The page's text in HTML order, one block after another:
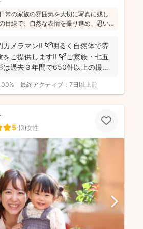
常の家族の雰囲気を大切に写真に残し
目線で、自然な表情を撮り進め、思い
豊富とのことで、ご検討の方はぜひお
カメラマン!! 🌱明るく自然体で雰
をご提供します!! 🌱ご家族・七五
は過去３年間で650件以上の撮影
最終アクティブ： 7日以上前
5 (3)女性